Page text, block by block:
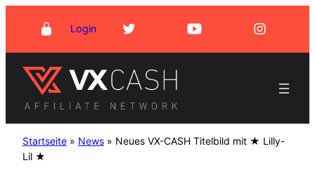
springen
Login
Startseite » News » Neues VX-CASH Titelbild mit ★ Lilly-
Lil ★